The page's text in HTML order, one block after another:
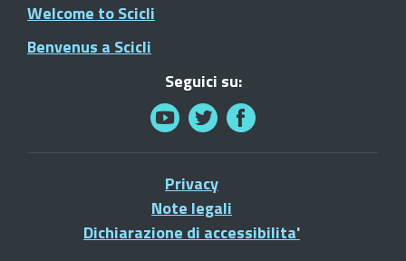
Welcome to Scicli
Benvenus a Scicli
Seguici su:
Privacy
Note legali
Dichiarazione di accessibilita'